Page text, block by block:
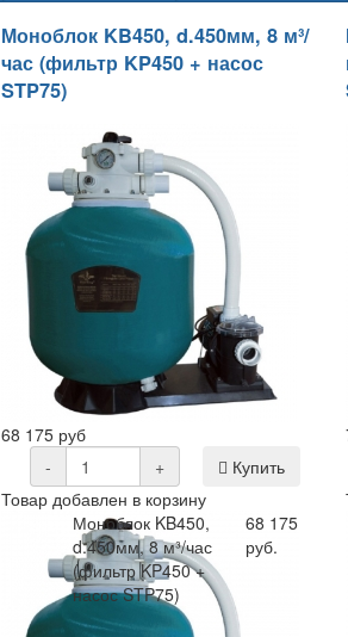
Моноблок KB450, d.450мм, 8 м³/
час (фильтр KP450 + насос
STP75)
68 175 руб
-
+
Купить
Товар добавлен в корзину
Моноблок KB450,
d.450мм, 8 м³/час
(фильтр KP450 +
насос STP75)
68 175
руб.